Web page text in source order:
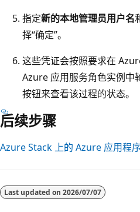
指定新的本地管理员用户名
择“确定”。
这些凭证会按照要求在
Azure 应用服务角色实例中
按钮来查看该过程的状态。
后续步骤
Azure Stack 上的 Azure 应用程
Last updated on 2026/07/07